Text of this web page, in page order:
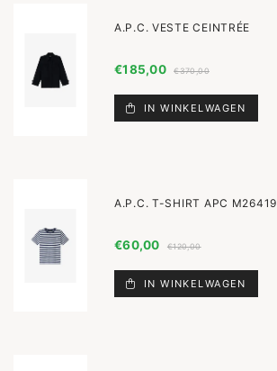
A.P.C. VESTE CEINTRÉE
€185,00 €370,00
IN WINKELWAGEN
A.P.C. T-SHIRT APC M26419
€60,00 €120,00
IN WINKELWAGEN